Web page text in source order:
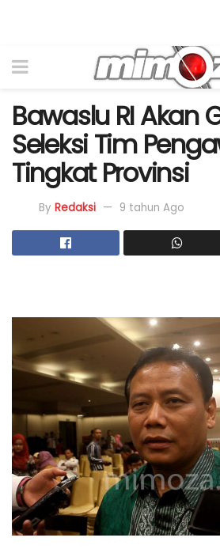
Bawaslu RI Akan
Seleksi Tim
Tingkat Provinsi
By Redaksi 9 tahun Ago